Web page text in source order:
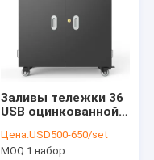
Заливы тележки 36
USB оцинкованной
поручая с
охлаждающими
Цена:USD500-650/set
MOQ:1 набор